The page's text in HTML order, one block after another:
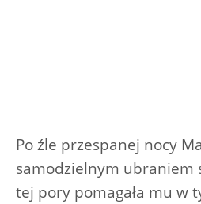
Po źle przespanej nocy
samodzielnym ubraniem
tej pory pomagała mu w